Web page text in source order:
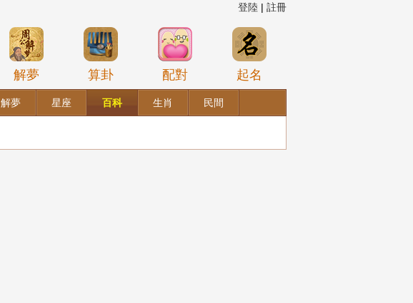
登陸 | 註冊
解夢 算卦 配對 起名
解夢 星座 百科 生肖 民間